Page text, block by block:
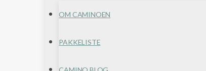
OM CAMINOEN
PAKKELISTE